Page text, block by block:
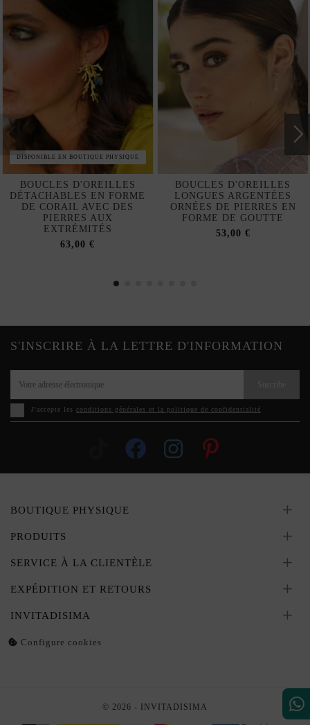
DISPONIBLE EN BOUTIQUE PHYSIQUE
BOUCLES D'OREILLES
DÉTACHABLES EN FORME
DE CORAIL AVEC DES
PIERRES AUX
EXTRÉMITÉS
63,00 €
BOUCLES D'OREILLES
LONGUES ARGENTÉES
ORNÉES DE PIERRES EN
FORME DE GOUTTE
53,00 €
S'INSCRIRE À LA LETTRE D'INFORMATION
J'accepte les conditions générales et la politique de confidentialité
BOUTIQUE PHYSIQUE
PRODUITS
SERVICE À LA CLIENTÈLE
EXPÉDITION ET RETOURS
INVITADISIMA
Configure cookies
© 2026 - INVITADISIMA